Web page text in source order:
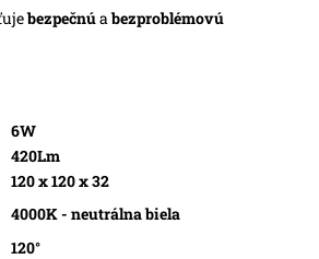
bezpečnúabezproblémovú
6W
420Lm
120 x 120 x 32
4000K - neutrálna biela
120°